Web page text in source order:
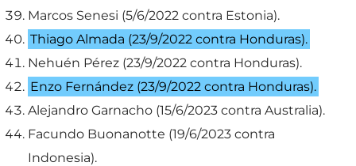
Marcos Senesi (5/6/2022 contra Estonia).
Thiago Almada (23/9/2022 contra Honduras).
Nehuén Pérez (23/9/2022 contra Honduras).
Enzo Fernández (23/9/2022 contra Honduras).
Alejandro Garnacho (15/6/2023 contra Australia).
Facundo Buonanotte (19/6/2023 contra
Indonesia).